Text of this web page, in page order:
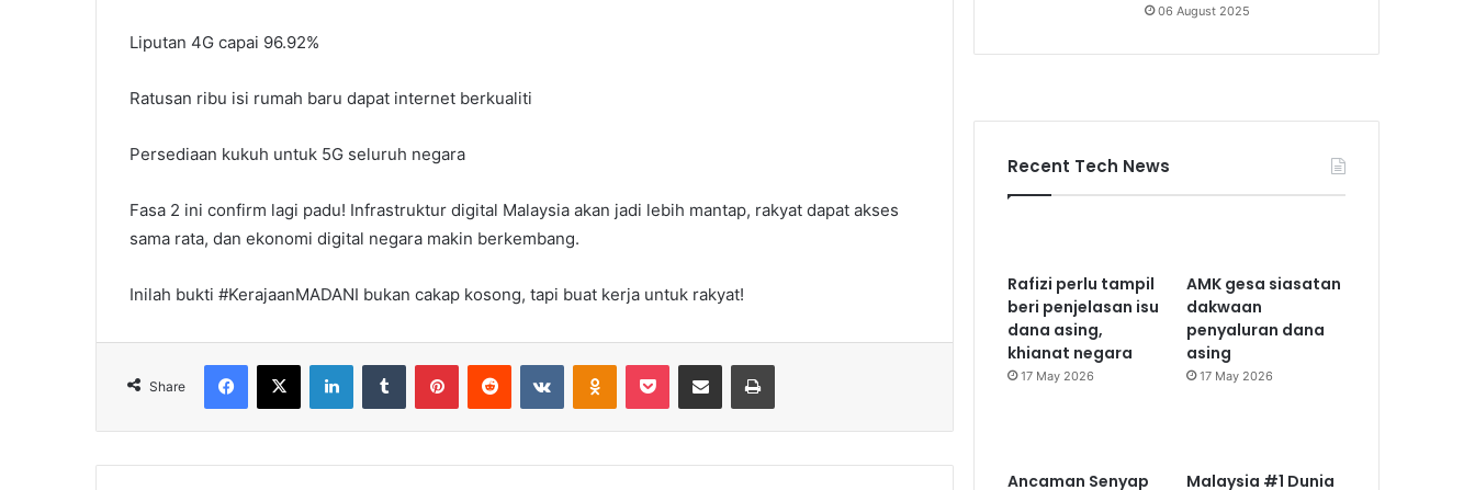
Liputan 4G capai 96.92%
Ratusan ribu isi rumah baru dapat internet berkualiti
Persediaan kukuh untuk 5G seluruh negara
Fasa 2 ini confirm lagi padu! Infrastruktur digital Malaysia akan jadi lebih mantap, rakyat dapat akses
sama rata, dan ekonomi digital negara makin berkembang.
Inilah bukti #KerajaanMADANI bukan cakap kosong, tapi buat kerja untuk rakyat!
Share
Facebook
X LinkedInTumblr PinterestReddit VKontakteOdnoklassniki
Pocket Share via Email Print
06 August 2025
Recent Tech News
Rafizi perlu tampil
beri penjelasan isu
dana asing,
khianat negara
17 May 2026
AMK gesa siasatan
dakwaan
penyaluran dana
asing
17 May 2026
Ancaman Senyap
Malaysia #1 Dunia